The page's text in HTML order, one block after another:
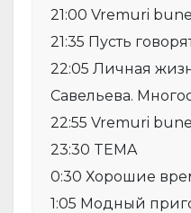
21:00 Vremuri bune
21:35 Пусть
22:05 Личная
Савельева.
22:55 Vremuri bune
23:30 TEMA
0:30 Хорошие
1:05 Модный